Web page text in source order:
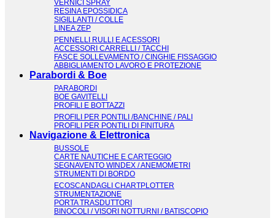
VERNICI SPRAY
RESINA EPOSSIDICA
SIGILLANTI / COLLE
LINEA ZEP
PENNELLI RULLI E ACESSORI
ACCESSORI CARRELLI / TACCHI
FASCE SOLLEVAMENTO / CINGHIE FISSAGGIO
ABBIGLIAMENTO LAVORO E PROTEZIONE
Parabordi & Boe
PARABORDI
BOE GAVITELLI
PROFILI E BOTTAZZI
PROFILI PER PONTILI /BANCHINE / PALI
PROFILI PER PONTILI DI FINITURA
Navigazione & Elettronica
BUSSOLE
CARTE NAUTICHE E CARTEGGIO
SEGNAVENTO WINDEX / ANEMOMETRI
STRUMENTI DI BORDO
ECOSCANDAGLI CHARTPLOTTER
STRUMENTAZIONE
PORTA TRASDUTTORI
BINOCOLI / VISORI NOTTURNI / BATISCOPIO